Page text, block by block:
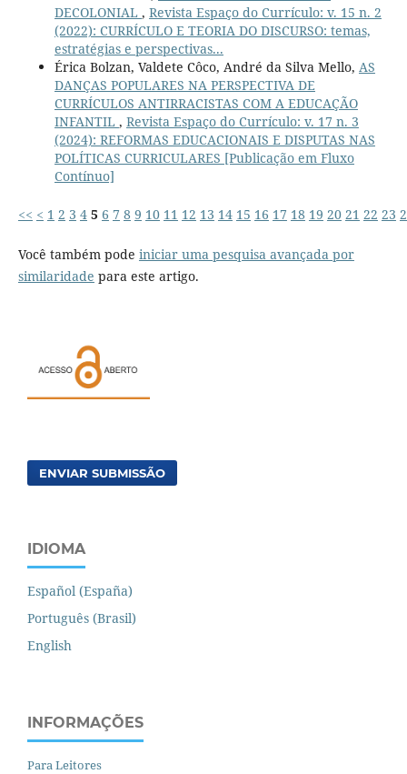
DECOLONIAL , Revista Espaço do Currículo: v. 15 n. 2
(2022): CURRÍCULO E TEORIA DO DISCURSO: temas,
estratégias e perspectivas...
Érica Bolzan, Valdete Côco, André da Silva Mello, AS
DANÇAS POPULARES NA PERSPECTIVA DE
CURRÍCULOS ANTIRRACISTAS COM A EDUCAÇÃO
INFANTIL , Revista Espaço do Currículo: v. 17 n. 3
(2024): REFORMAS EDUCACIONAIS E DISPUTAS NAS
POLÍTICAS CURRICULARES [Publicação em Fluxo
Contínuo]
<< < 1 2 3 4 5 6 7 8 9 10 11 12 13 14 15 16 17 18 19 20 21 22 23
Você também pode iniciar uma pesquisa avançada por
similaridade para este artigo.
ENVIAR SUBMISSÃO
IDIOMA
Español (España)
Português (Brasil)
English
INFORMAÇÕES
Para Leitores